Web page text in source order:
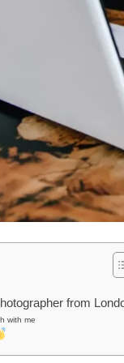
from
with me